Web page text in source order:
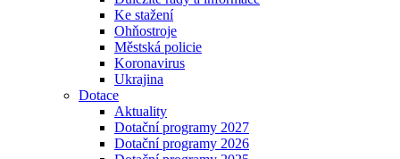
Ke stažení
Ohňostroje
Městská policie
Koronavirus
Ukrajina
Dotace
Aktuality
Dotační programy 2027
Dotační programy 2026